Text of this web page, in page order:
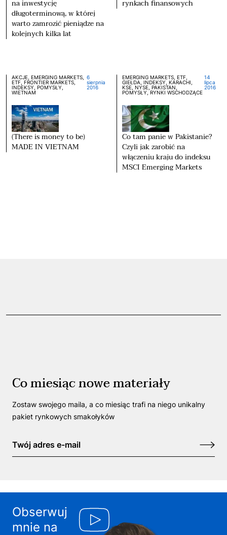
na inwestycję
długoterminową, w której
warto zamrozić pieniądze na
kolejnych kilka lat
rynkach finansowych
AKCJE, EMERGING MARKETS,
ETF, FRONTIER MARKETS,
INDEKSY, POMYSŁY,
WIETNAM
6
sierpnia
2016
(There is money to be)
MADE IN VIETNAM
EMERGING MARKETS, ETF,
GIEŁDA, INDEKSY, KARACHI,
KSE, NYSE, PAKISTAN,
POMYSŁY, RYNKI WSCHODZĄCE
14
lipca
2016
Co tam panie w Pakistanie?
Czyli jak zarobić na
włączeniu kraju do indeksu
MSCI Emerging Markets
Co miesiąc nowe materiały
Zostaw swojego maila, a co miesiąc trafi na niego unikalny
pakiet rynkowych smakołyków
Obserwuj
mnie na